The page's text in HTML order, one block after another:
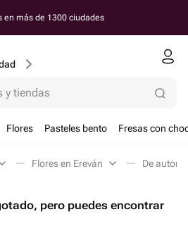
en más de 1300 ciudades
y tiendas
Flores Pasteles bento Fresas con
Flores en Ereván De autor
pero puedes encontrar